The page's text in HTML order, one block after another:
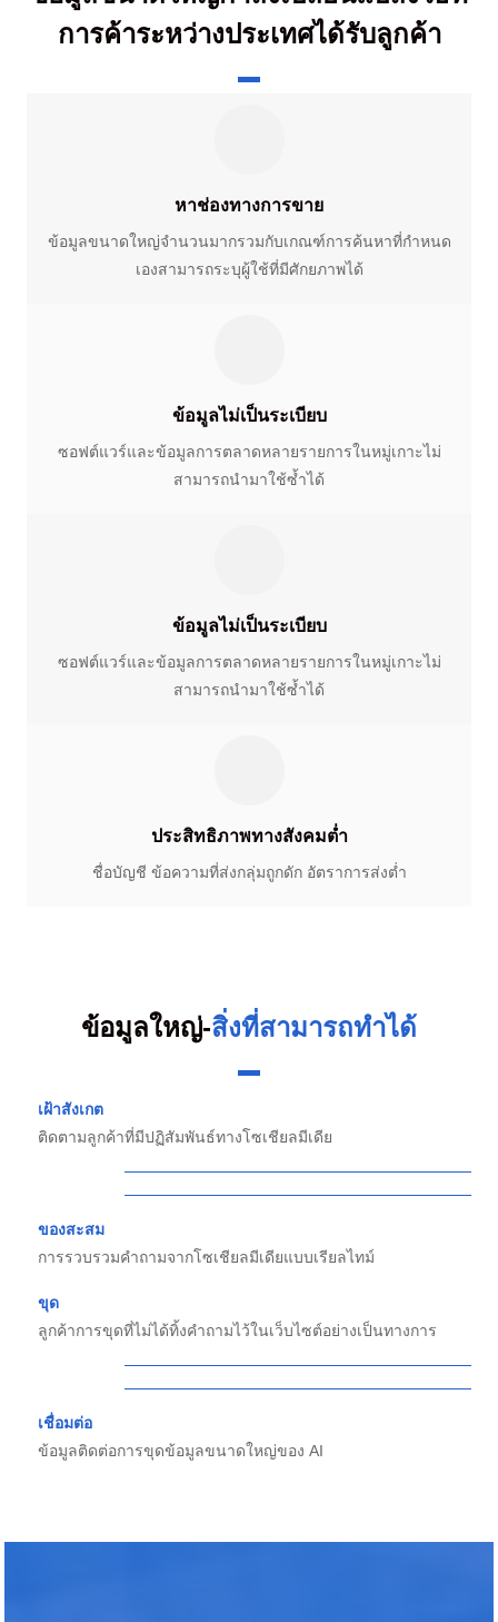
การค้าระหว่างประเทศได้รับลูกค้า
หาช่องทางการขาย
ข้อมูลขนาดใหญ่จำนวนมากรวมกับเกณฑ์การค้นหาที่กำหนด
เองสามารถระบุผู้ใช้ที่มีศักยภาพได้
ข้อมูลไม่เป็นระเบียบ
ซอฟต์แวร์และข้อมูลการตลาดหลายรายการในหมู่เกาะไม่
สามารถนำมาใช้ซ้ำได้
ข้อมูลไม่เป็นระเบียบ
ซอฟต์แวร์และข้อมูลการตลาดหลายรายการในหมู่เกาะไม่
สามารถนำมาใช้ซ้ำได้
ประสิทธิภาพทางสังคมต่ำ
ชื่อบัญชี ข้อความที่ส่งกลุ่มถูกดัก อัตราการส่งต่ำ
ข้อมูลใหญ่-สิ่งที่สามารถทำได้
เฝ้าสังเกต
ติดตามลูกค้าที่มีปฏิสัมพันธ์ทางโซเชียลมีเดีย
ของสะสม
การรวบรวมคำถามจากโซเชียลมีเดียแบบเรียลไทม์
ขุด
ลูกค้าการขุดที่ไม่ได้ทิ้งคำถามไว้ในเว็บไซต์อย่างเป็นทางการ
เชื่อมต่อ
ข้อมูลติดต่อการขุดข้อมูลขนาดใหญ่ของ AI